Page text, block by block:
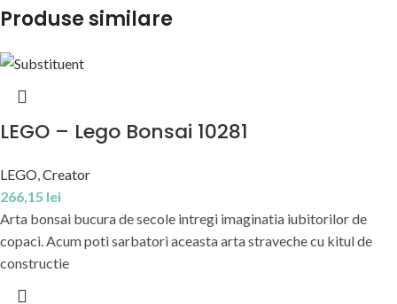
Produse similare
LEGO – Lego Bonsai 10281
LEGO,Creator
266,15 lei
Arta bonsai bucura de secole intregi imaginatia iubitorilor de
copaci. Acum poti sarbatori aceasta arta straveche cu kitul de
constructie